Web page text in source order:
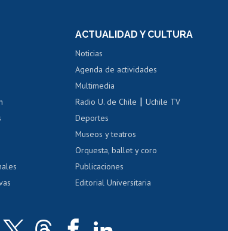
Portal de movilidad interna
Certificado de renta
Certificado de renta
Gestión de correo uchile
Acoso laboral, sexual y violencia
ACTUALIDAD Y CULTURA
Noticias
Agenda de actividades
Multimedia
Radio U. de Chile |Uchile TV
Deportes
Museos y teatros
Orquesta, ballet y coro
Publicaciones
Editorial Universitaria